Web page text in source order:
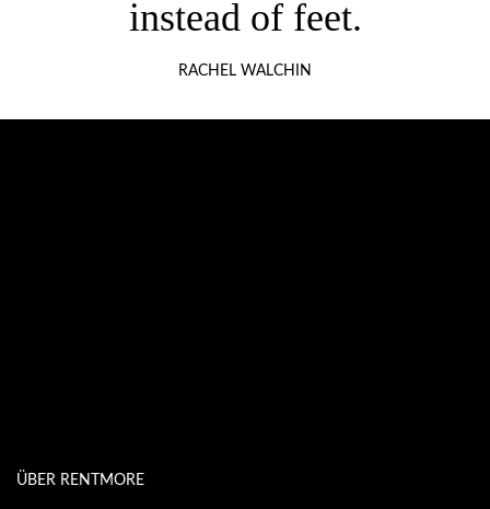
instead of feet.
RACHEL WALCHIN
ÜBER RENTMORE